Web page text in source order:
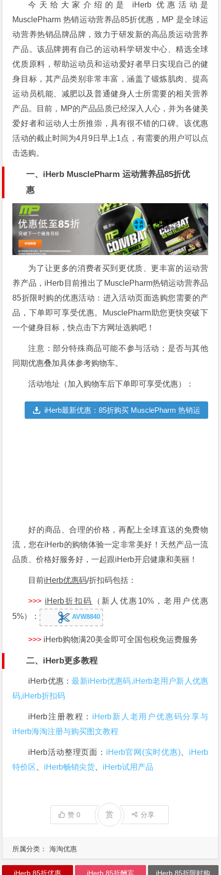
所属分类： 海淘优惠
今天给大家介绍的是 iHerb 优惠活动是
MusclePharm 热销运动营养品85折优惠，MP 是全球运
动营养热销品牌品牌，致力于研发新的高品质运动营养
产品。该品牌拥有自己的运动科学研发中心、精选全球
优质原料，帮助运动员和运动爱好者早日实现自己的健
身目标，其产品类别非常丰富，涵盖了锻炼肌肉、提高
运动员机能、减肥以及普通健身人士所需要的相关营养
产品。目前， MP的产品品质已经深入人心，并为各健美
爱好者和运动人士所推崇，具有很不错的口碑。该优惠
活动的截止时间为4月9日早上1点，有需要的用户可以点
击选购。
一、iHerb MusclePharm 运动营养品85折优
惠
为了让更多的消费者买到更优质、更丰富的运动营
养产品，iHerb目前推出了MusclePharm热销运动营养品
85折限时购的优惠活动：进入活动页面选购您需要的产
品，下单即可享受优惠。MusclePharm助您更快突破下
一个健身目标，快点击下方网址选购吧！
注意：部分特殊商品可能不参与活动；是否与其他
同期优惠叠加具体参考购物车。
活动地址（加入购物车后下单即可享受优惠）：
iHerb最新优惠：85折购买 MusclePharm 热销运
好的商品、合理的价格，再配上全球直送的免费物
流，您在iHerb的购物体验一定非常美好！天然产品一流
品质、价格好服务好，一起跟iHerb开启健康和美丽！
目前iHerb优惠码/折扣码包括：
>>> iHerb折扣码
（新人优惠10%，老用户优惠
5%）：
AVW8840
>>> iHerb购物满20美金即可全国包税免运费服务
二、iHerb更多教程
iHerb优惠：最新iHerb优惠码,iHerb老用户新人优惠
码,iHerb折扣码
iHerb注册教程： iHerb新人老用户优惠码分享与
iHerb海淘注册与购买图文教程
iHerb活动整理页面： iHerb官网(实时优惠)、 iHerb
特价区
iHerb畅销尖货 iHerb试用产品
赞0 赏 分享
iHerb 85折优惠 iHerb 85折酬宾 iHerb 85折限时购